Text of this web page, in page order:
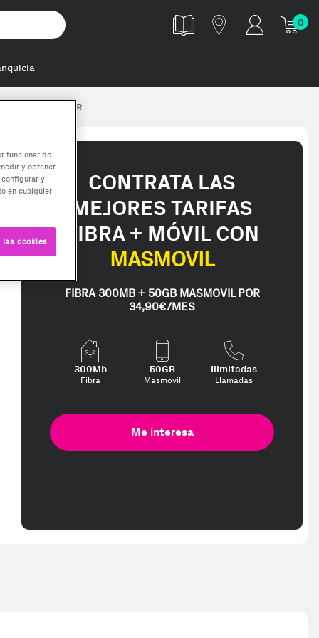
0
1 x 16 GB DDR
CONTRATA LAS
MEJORES TARIFAS
FIBRA + MÓVIL CON
MASMOVIL
FIBRA 300MB + 50GB MASMOVIL POR
34,90€/MES
300Mb
Fibra
50GB
Masmovil
Ilimitadas
Llamadas
Me interesa
funcionar de
y obtener
y
en cualquier
cookies